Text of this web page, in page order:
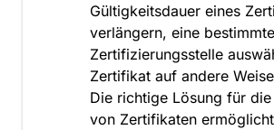
Gültigkeitsdauer eines
verlängern, eine bestimmte
Zertifizierungsstelle
Zertifikat auf andere
Die richtige Lösung für
von Zertifikaten